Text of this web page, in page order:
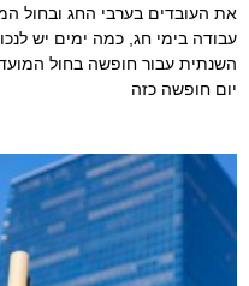
את העובדים בערבי החג ובחול
עבודה בימי חג, כמה ימים יש
השנתית עבור חופשה בחול
יום חופשה כזה